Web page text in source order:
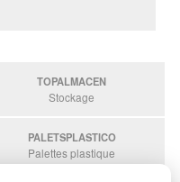
TOPALMACEN
Stockage
PALETSPLASTICO
Palettes plastique